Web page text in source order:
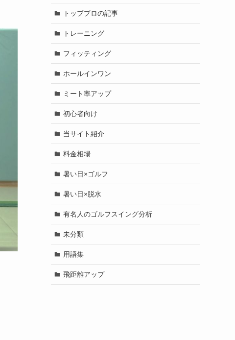
トッププロの記事
トレーニング
フィッティング
ホールインワン
ミート率アップ
初心者向け
当サイト紹介
料金相場
暑い日×ゴルフ
暑い日×脱水
有名人のゴルフスイング分析
未分類
用語集
飛距離アップ